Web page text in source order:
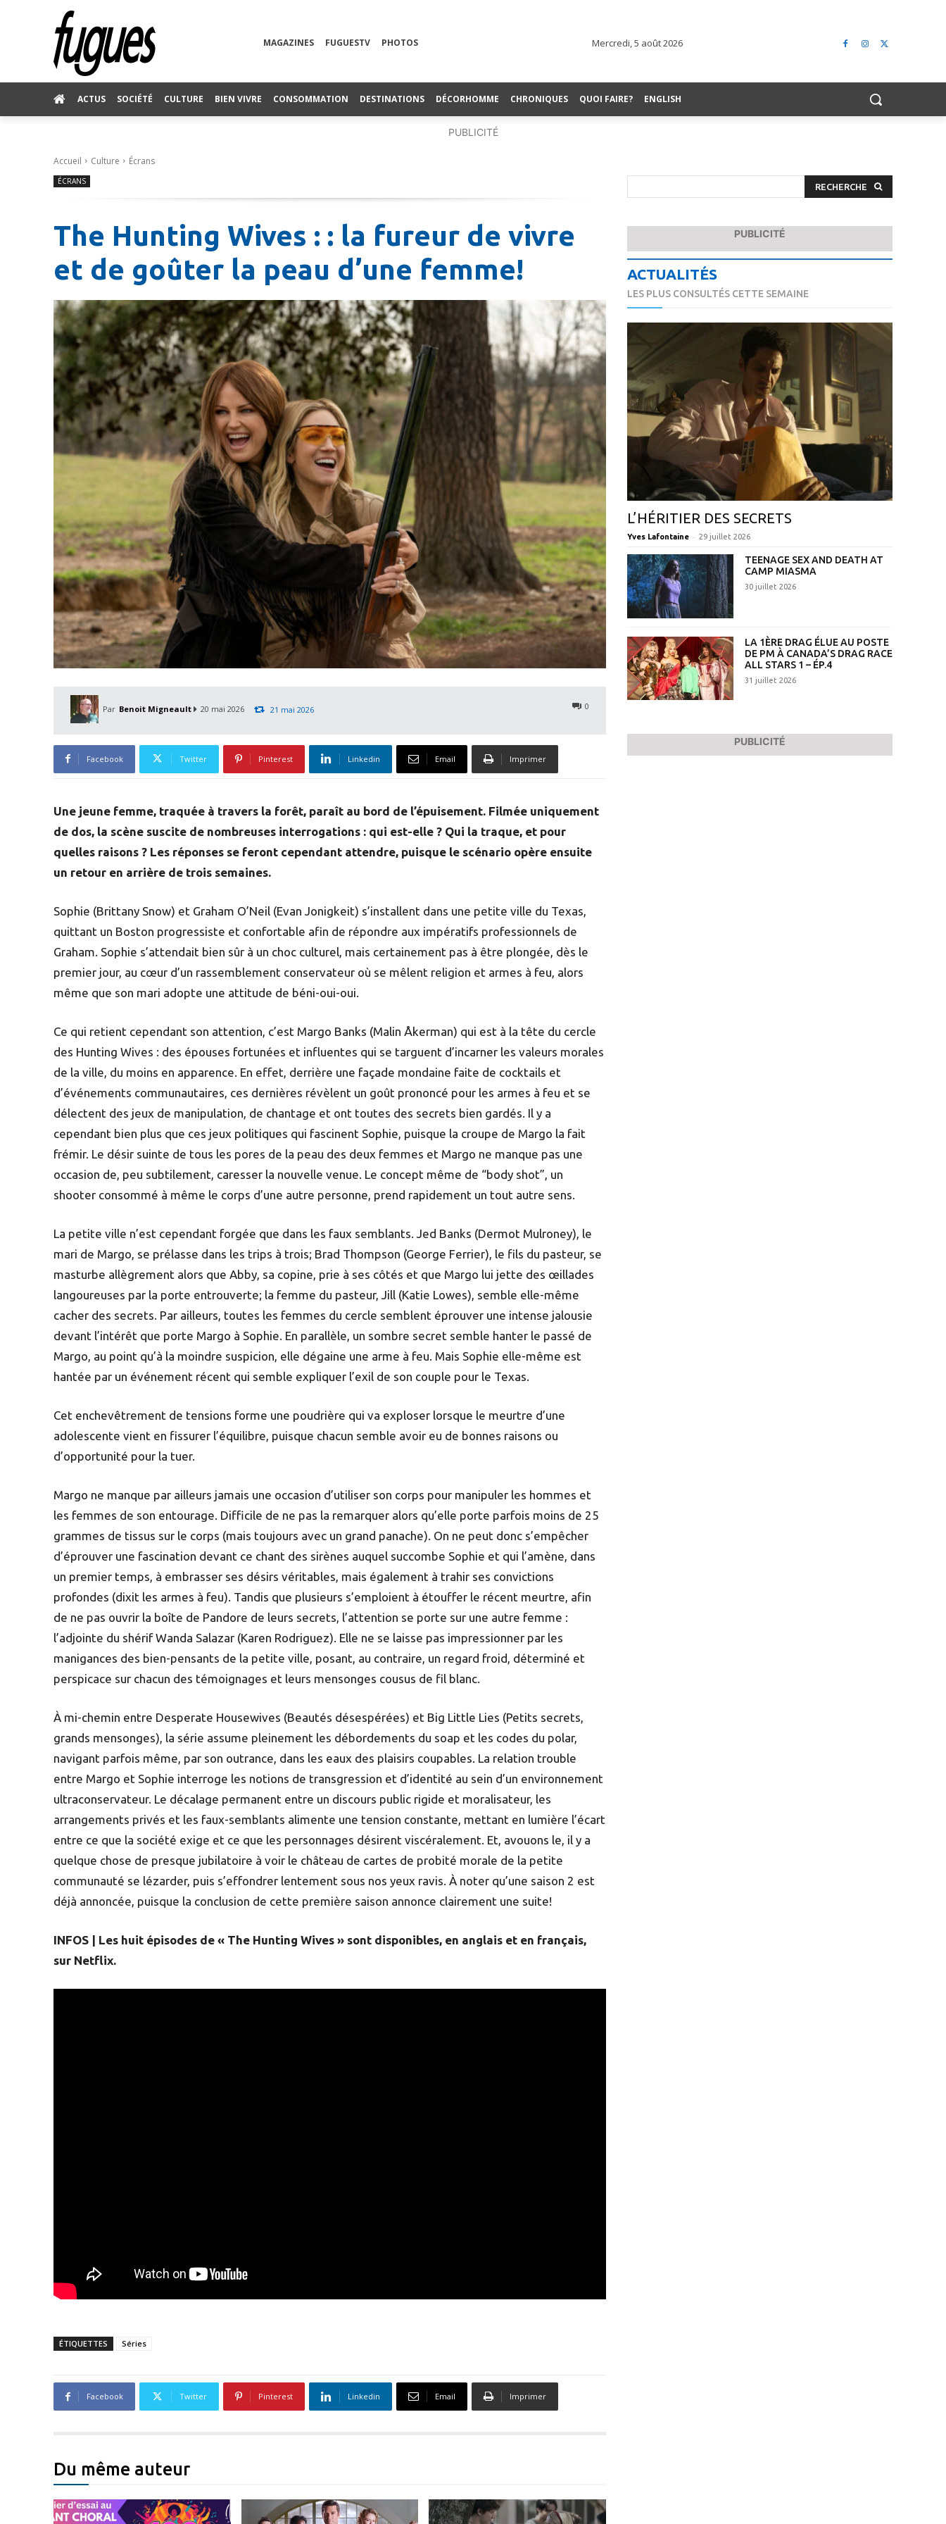
MAGAZINES FUGUESTV PHOTOS Mercredi, 5 août 2026
ACTUS SOCIÉTÉ CULTURE BIEN VIVRE CONSOMMATION DESTINATIONS DÉCORHOMME CHRONIQUES QUOI FAIRE? ENGLISH
PUBLICITÉ
Accueil Culture Écrans
ÉCRANS
The Hunting Wives : : la fureur de vivre
et de goûter la peau d’une femme!
Par Benoit Migneault 20 mai 2026 0
21 mai 2026
Facebook Twitter Pinterest Linkedin Email Imprimer
Une jeune femme, traquée à travers la forêt, paraît au bord de l’épuisement. Filmée uniquement
de dos, la scène suscite de nombreuses interrogations : qui est-elle ? Qui la traque, et pour
quelles raisons ? Les réponses se feront cependant attendre, puisque le scénario opère ensuite
un retour en arrière de trois semaines.
Sophie (Brittany Snow) et Graham O’Neil (Evan Jonigkeit) s’installent dans une petite ville du Texas,
quittant un Boston progressiste et confortable afin de répondre aux impératifs professionnels de
Graham. Sophie s’attendait bien sûr à un choc culturel, mais certainement pas à être plongée, dès le
premier jour, au cœur d’un rassemblement conservateur où se mêlent religion et armes à feu, alors
même que son mari adopte une attitude de béni-oui-oui.
Ce qui retient cependant son attention, c’est Margo Banks (Malin Åkerman) qui est à la tête du cercle
des Hunting Wives : des épouses fortunées et influentes qui se targuent d’incarner les valeurs morales
de la ville, du moins en apparence. En effet, derrière une façade mondaine faite de cocktails et
d’événements communautaires, ces dernières révèlent un goût prononcé pour les armes à feu et se
délectent des jeux de manipulation, de chantage et ont toutes des secrets bien gardés. Il y a
cependant bien plus que ces jeux politiques qui fascinent Sophie, puisque la croupe de Margo la fait
frémir. Le désir suinte de tous les pores de la peau des deux femmes et Margo ne manque pas une
occasion de, peu subtilement, caresser la nouvelle venue. Le concept même de “body shot”, un
shooter consommé à même le corps d’une autre personne, prend rapidement un tout autre sens.
La petite ville n’est cependant forgée que dans les faux semblants. Jed Banks (Dermot Mulroney), le
mari de Margo, se prélasse dans les trips à trois; Brad Thompson (George Ferrier), le fils du pasteur, se
masturbe allègrement alors que Abby, sa copine, prie à ses côtés et que Margo lui jette des œillades
langoureuses par la porte entrouverte; la femme du pasteur, Jill (Katie Lowes), semble elle-même
cacher des secrets. Par ailleurs, toutes les femmes du cercle semblent éprouver une intense jalousie
devant l’intérêt que porte Margo à Sophie. En parallèle, un sombre secret semble hanter le passé de
Margo, au point qu’à la moindre suspicion, elle dégaine une arme à feu. Mais Sophie elle-même est
hantée par un événement récent qui semble expliquer l’exil de son couple pour le Texas.
Cet enchevêtrement de tensions forme une poudrière qui va exploser lorsque le meurtre d’une
adolescente vient en fissurer l’équilibre, puisque chacun semble avoir eu de bonnes raisons ou
d’opportunité pour la tuer.
Margo ne manque par ailleurs jamais une occasion d’utiliser son corps pour manipuler les hommes et
les femmes de son entourage. Difficile de ne pas la remarquer alors qu’elle porte parfois moins de 25
grammes de tissus sur le corps (mais toujours avec un grand panache). On ne peut donc s’empêcher
d’éprouver une fascination devant ce chant des sirènes auquel succombe Sophie et qui l’amène, dans
un premier temps, à embrasser ses désirs véritables, mais également à trahir ses convictions
profondes (dixit les armes à feu). Tandis que plusieurs s’emploient à étouffer le récent meurtre, afin
de ne pas ouvrir la boîte de Pandore de leurs secrets, l’attention se porte sur une autre femme :
l’adjointe du shérif Wanda Salazar (Karen Rodriguez). Elle ne se laisse pas impressionner par les
manigances des bien-pensants de la petite ville, posant, au contraire, un regard froid, déterminé et
perspicace sur chacun des témoignages et leurs mensonges cousus de fil blanc.
À mi-chemin entre Desperate Housewives (Beautés désespérées) et Big Little Lies (Petits secrets,
grands mensonges), la série assume pleinement les débordements du soap et les codes du polar,
navigant parfois même, par son outrance, dans les eaux des plaisirs coupables. La relation trouble
entre Margo et Sophie interroge les notions de transgression et d’identité au sein d’un environnement
ultraconservateur. Le décalage permanent entre un discours public rigide et moralisateur, les
arrangements privés et les faux-semblants alimente une tension constante, mettant en lumière l’écart
entre ce que la société exige et ce que les personnages désirent viscéralement. Et, avouons le, il y a
quelque chose de presque jubilatoire à voir le château de cartes de probité morale de la petite
communauté se lézarder, puis s’effondrer lentement sous nos yeux ravis. À noter qu’une saison 2 est
déjà annoncée, puisque la conclusion de cette première saison annonce clairement une suite!
INFOS | Les huit épisodes de « The Hunting Wives » sont disponibles, en anglais et en français,
sur Netflix.
ÉTIQUETTES Séries
Facebook Twitter Pinterest Linkedin Email Imprimer
Du même auteur
RECHERCHE
PUBLICITÉ
ACTUALITÉS
LES PLUS CONSULTÉS CETTE SEMAINE
L’HÉRITIER DES SECRETS
Yves Lafontaine - 29 juillet 2026
TEENAGE SEX AND DEATH AT
CAMP MIASMA
30 juillet 2026
LA 1ÈRE DRAG ÉLUE AU POSTE
DE PM À CANADA’S DRAG RACE
ALL STARS 1 – ÉP.4
31 juillet 2026
PUBLICITÉ